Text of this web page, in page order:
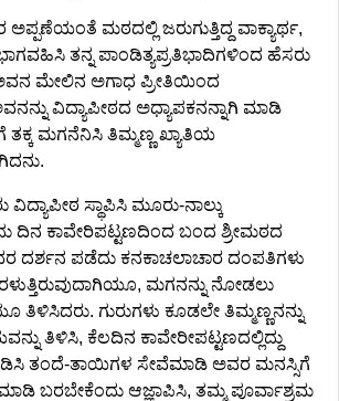
ಅಪ್ಪಣೆಯಂತೆ ಮಠದಲ್ಲಿ ಜರುಗುತ್ತಿದ್ದ ವಾಕ್ಯಾರ್ಥ,
ತನ್ನ ಪಾಂಡಿತ್ಯಪ್ರತಿಭಾದಿಗಳಿಂದ ಹೆಸರು
ಮೇಲಿನ ಅಗಾಧ ಪ್ರೀತಿಯಿಂದ
ವಿದ್ಯಾಪೀಠದ ಅಧ್ಯಾಪಕನನ್ನಾಗಿ ಮಾಡಿ
ಮಗನೆನಿಸಿ ತಿಮ್ಮಣ್ಣ ಖ್ಯಾತಿಯ
ವಿದ್ಯಾಪೀಠ ಸ್ಥಾಪಿಸಿ ಮೂರು-ನಾಲ್ಕು
ದಿನ ಕಾವೇರಿಪಟ್ಟಣದಿಂದ ಬಂದ ಶ್ರೀಮಠದ
ದರ್ಶನ ಪಡೆದು ಕನಕಾಚಲಾಚಾರ ದಂಪತಿಗಳು
ಮಗನನ್ನು ನೋಡಲು
ತಿಳಿಸಿದರು. ಗುರುಗಳು ಕೂಡಲೇ ತಿಮ್ಮಣ್ಣನನ್ನು
ತಿಳಿಸಿ, ಕೆಲದಿನ ಕಾವೇರೀಪಟ್ಟಣದಲ್ಲಿದ್ದು
ತಂದೆ-ತಾಯಿಗಳ ಸೇವೆಮಾಡಿ ಅವರ ಮನಸ್ಸಿಗೆ
ಬರಬೇಕೆಂದು ಆಜ್ಞಾಪಿಸಿ, ತಮ್ಮ ಪೂರ್ವಾಶ್ರಮ